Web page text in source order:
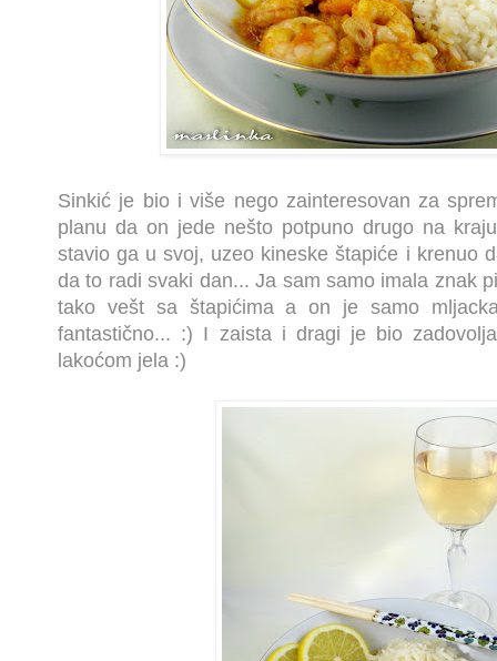
Sinkić je bio i više nego zainteresovan za
planu da on jede nešto potpuno drugo na
stavio ga u svoj, uzeo kineske štapiće i krenuo
da to radi svaki dan... Ja sam samo imala znak
tako vešt sa štapićima a on je samo
fantastično... :) I zaista i dragi je bio
lakoćom jela :)